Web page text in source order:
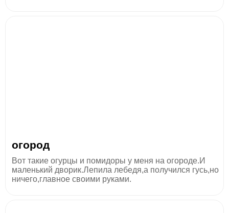
огород
Вот такие огурцы и помидоры у меня на огороде.И
маленький дворик.Лепила лебедя,а получился гусь,но
ничего,главное своими руками.